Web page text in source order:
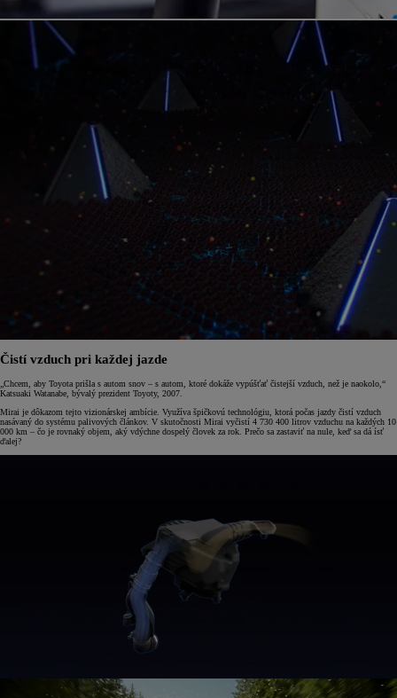
Čistí vzduch pri každej jazde
„Chcem, aby Toyota prišla s autom snov – s autom, ktoré dokáže vypúšťať čistejší vzduch, než je naokolo,“
Katsuaki Watanabe, bývalý prezident Toyoty, 2007.
Mirai je dôkazom tejto vizionárskej ambície. Využíva špičkovú technológiu, ktorá počas jazdy čistí vzduch
nasávaný do systému palivových článkov. V skutočnosti Mirai vyčistí 4 730 400 litrov vzduchu na každých 10
000 km – čo je rovnaký objem, aký vdýchne dospelý človek za rok. Prečo sa zastaviť na nule, keď sa dá ísť
ďalej?
0:07 / 1:05